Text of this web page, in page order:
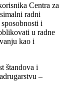
Centra za
radni
i
u radne
kao i
štandova i
–